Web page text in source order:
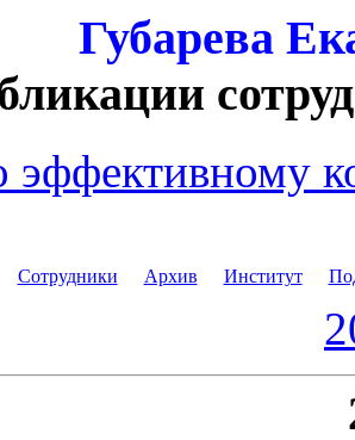
Губарева
эффективному
Сотрудники Архив Институт